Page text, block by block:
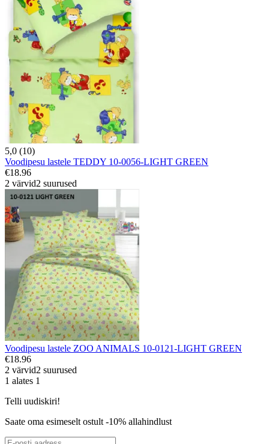
5,0 (10)
Voodipesu lastele TEDDY 10-0056-LIGHT GREEN
€18.96
2 värvid2 suurused
Voodipesu lastele ZOO ANIMALS 10-0121-LIGHT GREEN
€18.96
2 värvid2 suurused
1 alates 1
Telli uudiskiri!
Saate oma esimeselt ostult -10% allahindlust